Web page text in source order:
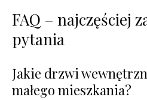
FAQ – najczęściej
pytania
Jakie drzwi
małego mieszkania?